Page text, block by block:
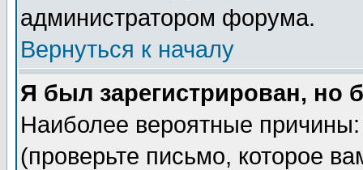
администратором форума.
Вернуться к началу
Я был зарегистрирован, но
Наиболее вероятные
(проверьте письмо, которое